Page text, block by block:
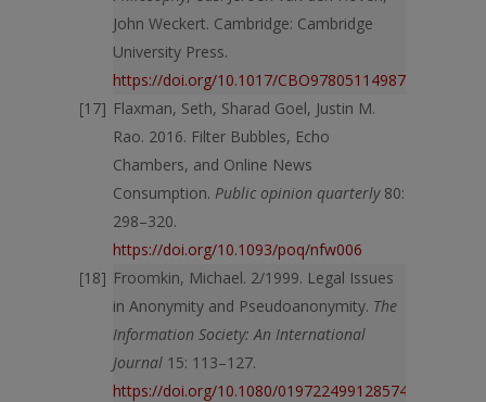
John Weckert. Cambridge: Cambridge
University Press.
https://doi.org/10.1017/CBO9780511498725.017
Flaxman, Seth, Sharad Goel, Justin M.
Rao. 2016. Filter Bubbles, Echo
Chambers, and Online News
Consumption. Public opinion quarterly80:
298–320.
https://doi.org/10.1093/poq/nfw006
Froomkin, Michael. 2/1999. Legal Issues
in Anonymity and Pseudo­anonymity. The
Information Society: An International
Journal 15: 113–127.
https://doi.org/10.1080/019722499128574